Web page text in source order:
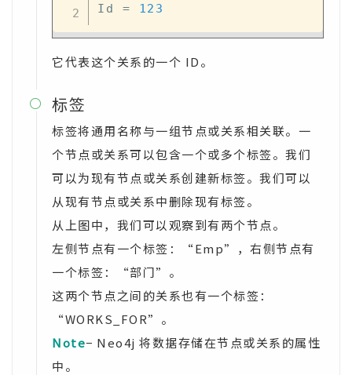
Id = 123
它代表这个关系的一个 ID。
 标签
标签将通用名称与一组节点或关系相关联。一
个节点或关系可以包含一个或多个标签。我们
可以为现有节点或关系创建新标签。我们可以
从现有节点或关系中删除现有标签。
从上图中，我们可以观察到有两个节点。
左侧节点有一个标签：“Emp”，右侧节点有
一个标签：“部门”。
这两个节点之间的关系也有一个标签：
“WORKS_FOR”。
Note− Neo4j 将数据存储在节点或关系的属性
中。